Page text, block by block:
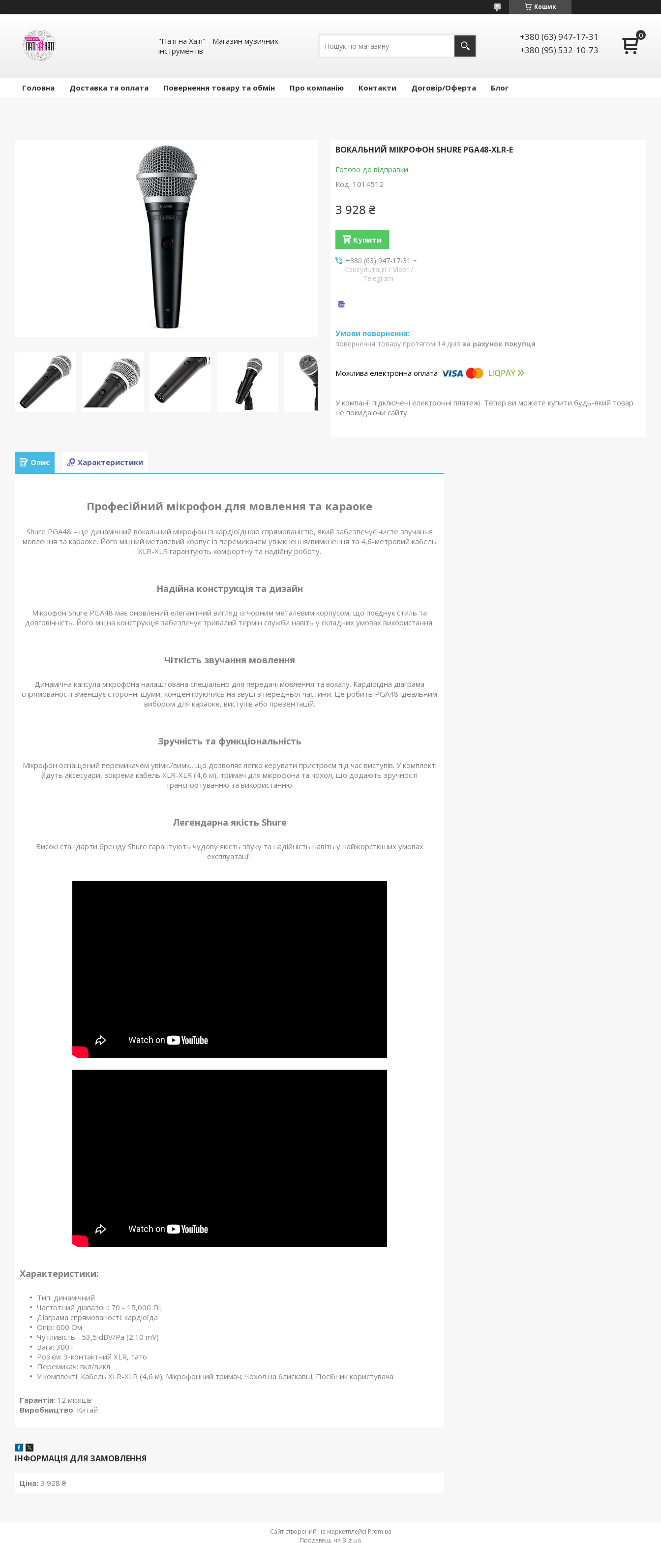
Кошик
"Паті на Хаті" - Магазин музичних
інструментів
+380 (63) 947-17-31
+380 (95) 532-10-73
Головна Доставка та оплата Повернення товару та обмін Про компанію Контакти Договір/Оферта Блог
ВОКАЛЬНИЙ МІКРОФОН SHURE PGA48-XLR-E
Готово до відправки
Код: 1014512
3 928 ₴
Купити
+380 (63) 947-17-31
Консультації / Viber /
Telegram
повернення товару протягом 14 днів за рахунок покупця
У компанії підключені електронні платежі. Тепер ви можете купити будь-який товар
не покидаючи сайту.
Опис Характеристики
Професійний мікрофон для мовлення та караоке
Shure PGA48 – це динамічний вокальний мікрофон із кардіоїдною спрямованістю, який забезпечує чисте звучання
мовлення та караоке. Його міцний металевий корпус із перемикачем увімкнення/вимкнення та 4,6-метровий кабель
XLR-XLR гарантують комфортну та надійну роботу.
Надійна конструкція та дизайн
Мікрофон Shure PGA48 має оновлений елегантний вигляд із чорним металевим корпусом, що поєднує стиль та
довговічність. Його міцна конструкція забезпечує тривалий термін служби навіть у складних умовах використання.
Чіткість звучання мовлення
Динамічна капсула мікрофона налаштована спеціально для передачі мовлення та вокалу. Кардіоїдна діаграма
спрямованості зменшує сторонні шуми, концентруючись на звуці з передньої частини. Це робить PGA48 ідеальним
вибором для караоке, виступів або презентацій.
Зручність та функціональність
Мікрофон оснащений перемикачем увімк./вимк., що дозволяє легко керувати пристроєм під час виступів. У комплекті
йдуть аксесуари, зокрема кабель XLR-XLR (4,6 м), тримач для мікрофона та чохол, що додають зручності
транспортуванню та використанню.
Легендарна якість Shure
Високі стандарти бренду Shure гарантують чудову якість звуку та надійність навіть у найжорсткіших умовах
експлуатації.
Характеристики:
Тип: динамічний
Частотний діапазон: 70 - 15,000 Гц
Діаграма спрямованості: кардіоїда
Опір: 600 Ом
Чутливість: -53,5 dBV/Pa (2.10 mV)
Вага: 300 г
Роз'єм: 3-контактний XLR, тато
Перемикач: вкл/викл
У комплекті: Кабель XLR-XLR (4,6 м); Мікрофонний тримач; Чохол на блискавці; Посібник користувача
Гарантія: 12 місяців
Виробництво: Китай
ІНФОРМАЦІЯ ДЛЯ ЗАМОВЛЕННЯ
Ціна: 3 928 ₴
Сайт створений на маркетплейсі Prom.ua
Продавець на Bigl.ua